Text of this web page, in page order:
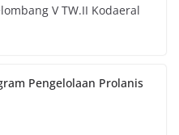
V TW.II Kodaeral
Pengelolaan Prolanis